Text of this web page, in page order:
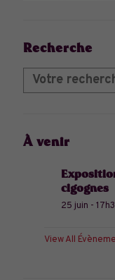
Recherche
À venir
cigognes
25 juin -
View All